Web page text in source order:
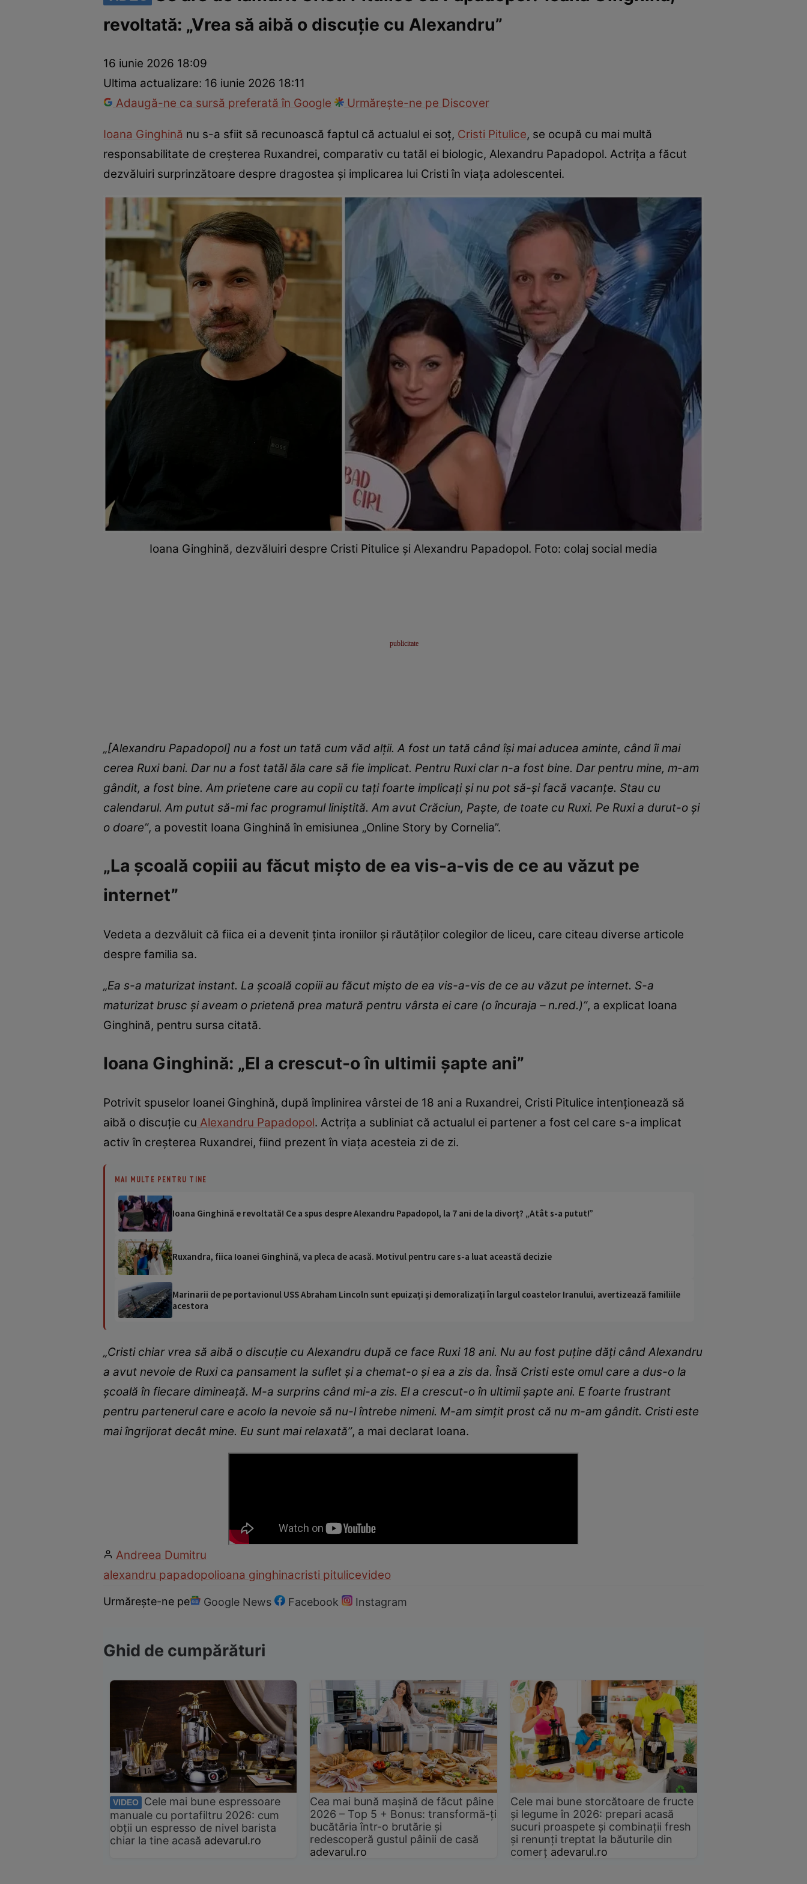
Românii au talentSurvivor RomâniaChefi la cuțiteEurovison
revoltată: „Vrea să aibă o discuție cu Alexandru”
16 iunie 2026 18:09
Ultima actualizare: 16 iunie 2026 18:11
Adaugă-ne ca sursă preferată în Google
Urmărește-ne pe Discover
Ioana Ginghină nu s-a sfiit să recunoască faptul că actualul ei soț, Cristi Pitulice, se ocupă cu mai multă
responsabilitate de creșterea Ruxandrei, comparativ cu tatăl ei biologic, Alexandru Papadopol. Actrița a făcut
dezvăluiri surprinzătoare despre dragostea și implicarea lui Cristi în viața adolescentei.
Ioana Ginghină, dezvăluiri despre Cristi Pitulice și Alexandru Papadopol. Foto: colaj social media
„[Alexandru Papadopol] nu a fost un tată cum văd alții. A fost un tată când își mai aducea aminte, când îi mai
cerea Ruxi bani. Dar nu a fost tatăl ăla care să fie implicat. Pentru Ruxi clar n-a fost bine. Dar pentru mine, m-am
gândit, a fost bine. Am prietene care au copii cu tați foarte implicați și nu pot să-și facă vacanțe. Stau cu
calendarul. Am putut să-mi fac programul liniștită. Am avut Crăciun, Paște, de toate cu Ruxi. Pe Ruxi a durut-o și
o doare”, a povestit Ioana Ginghină în emisiunea „Online Story by Cornelia”.
„La școală copiii au făcut mișto de ea vis-a-vis de ce au văzut pe
internet”
Vedeta a dezvăluit că fiica ei a devenit ținta ironiilor și răutăților colegilor de liceu, care citeau diverse articole
despre familia sa.
„Ea s-a maturizat instant. La școală copiii au făcut mișto de ea vis-a-vis de ce au văzut pe internet. S-a
maturizat brusc și aveam o prietenă prea matură pentru vârsta ei care (o încuraja – n.red.)”, a explicat Ioana
Ginghină, pentru sursa citată.
Ioana Ginghină: „El a crescut-o în ultimii șapte ani”
Potrivit spuselor Ioanei Ginghină, după împlinirea vârstei de 18 ani a Ruxandrei, Cristi Pitulice intenționează să
aibă o discuție cu Alexandru Papadopol. Actrița a subliniat că actualul ei partener a fost cel care s-a implicat
activ în creșterea Ruxandrei, fiind prezent în viața acesteia zi de zi.
MAI MULTE PENTRU TINE
Ioana Ginghină e revoltată! Ce a spus despre Alexandru Papadopol, la 7 ani de la divorț? „Atât s-a putut!”
Ruxandra, fiica Ioanei Ginghină, va pleca de acasă. Motivul pentru care s-a luat această decizie
Marinarii de pe portavionul USS Abraham Lincoln sunt epuizați și demoralizați în largul coastelor Iranului, avertizează familiile
acestora
„Cristi chiar vrea să aibă o discuție cu Alexandru după ce face Ruxi 18 ani. Nu au fost puține dăți când Alexandru
a avut nevoie de Ruxi ca pansament la suflet și a chemat-o și ea a zis da. Însă Cristi este omul care a dus-o la
școală în fiecare dimineață. M-a surprins când mi-a zis. El a crescut-o în ultimii șapte ani. E foarte frustrant
pentru partenerul care e acolo la nevoie să nu-l întrebe nimeni. M-am simțit prost că nu m-am gândit. Cristi este
mai îngrijorat decât mine. Eu sunt mai relaxată”, a mai declarat Ioana.
Andreea Dumitru
alexandru papadopolioana ginghinacristi pitulicevideo
Urmărește-ne pe Google News Facebook Instagram
Ghid de cumpărături
VIDEO
Cele mai bune espressoare
manuale cu portafiltru 2026: cum
obții un espresso de nivel barista
chiar la tine acasă adevarul.ro
Cea mai bună mașină de făcut pâine
2026 – Top 5 + Bonus: transformă-ți
bucătăria într-o brutărie și
redescoperă gustul pâinii de casă
adevarul.ro
Cele mai bune storcătoare de fructe
și legume în 2026: prepari acasă
sucuri proaspete și combinații fresh
și renunți treptat la băuturile din
comerț adevarul.ro